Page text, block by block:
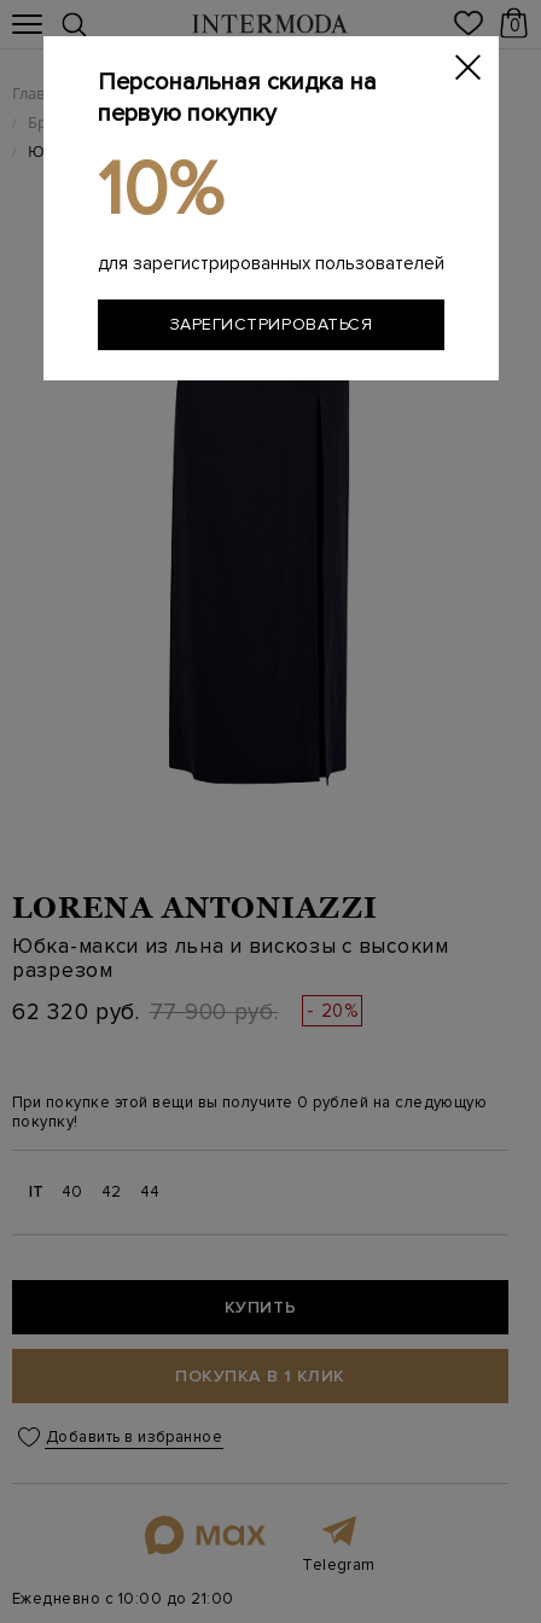
0
Главная Женщинам / Женская одежда
/ Брендовые женские юбки
/ Юбка-макси из льна и вискозы с высоким разрезом
LORENA ANTONIAZZI
Юбка-макси из льна и вискозы с высоким
разрезом
62 320 руб. 77 900 руб. - 20%
При покупке этой вещи вы получите 0 рублей на следующую
покупку!
IT 40 42 44
КУПИТЬ
ПОКУПКА В 1 КЛИК
Добавить в избранное
Telegram
Ежедневно с 10:00 до 21:00
Персональная скидка на
первую покупку
10%
для зарегистрированных пользователей
ЗАРЕГИСТРИРОВАТЬСЯ